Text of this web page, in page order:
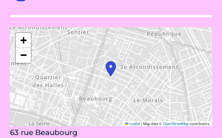
+
−
Leaflet|Map data ©OpenStreetMapcontributors
63 rue Beaubourg